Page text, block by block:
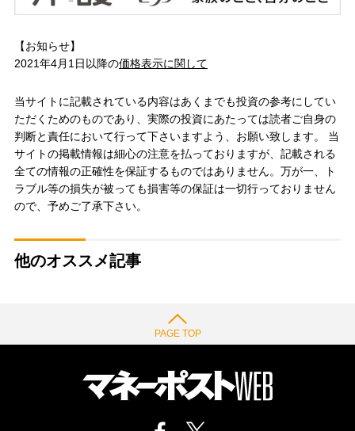
【お知らせ】
2021年4月1日以降の価格表示に関して
当サイトに記載されている内容はあくまでも投資の参考にしてい
ただくためのものであり、実際の投資にあたっては読者ご自身の
判断と責任において行って下さいますよう、お願い致します。 当
サイトの掲載情報は細心の注意を払っておりますが、記載される
全ての情報の正確性を保証するものではありません。万が一、ト
ラブル等の損失が被っても損害等の保証は一切行っておりません
ので、予めご了承下さい。
他のオススメ記事
PAGE TOP